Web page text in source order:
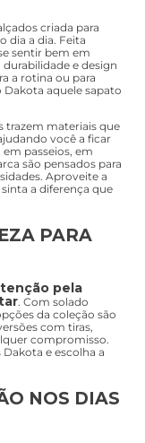
criada para
dia a dia. Feita
sentir bem em
e design
a rotina ou para
Dakota aquele sapato
trazem materiais que
você a ficar
passeios, em
são pensados para
Aproveite a
a diferença que
PARA
pela
. Com solado
da coleção são
com tiras,
compromisso.
e escolha a
NOS DIAS